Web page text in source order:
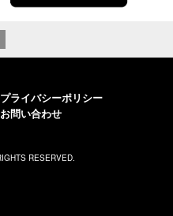
プライバシーポリシー
お問い合わせ
RESERVED.